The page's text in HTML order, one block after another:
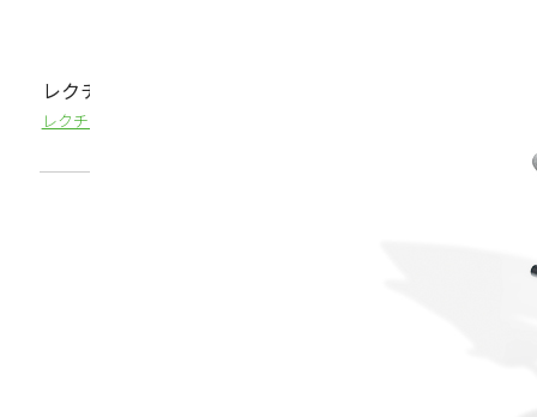
レクチャーシアターイス LT-330シリーズ
レクチャーシアターを彩る、軽やかなスイングが特徴のイス 独立タ